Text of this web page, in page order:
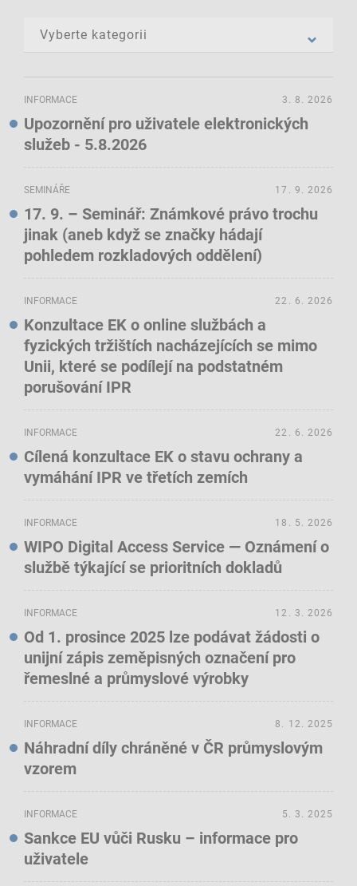
INFORMACE
Upozornění pro uživatele elektronických
služeb - 5.8.2026
3. 8. 2026
SEMINÁŘE
17. 9. – Seminář: Známkové právo trochu
jinak (aneb když se značky hádají
pohledem rozkladových oddělení)
17. 9. 2026
INFORMACE
Konzultace EK o online službách a
fyzických tržištích nacházejících se mimo
Unii, které se podílejí na podstatném
porušování IPR
22. 6. 2026
INFORMACE
Cílená konzultace EK o stavu ochrany a
vymáhání IPR ve třetích zemích
22. 6. 2026
INFORMACE
WIPO Digital Access Service — Oznámení o
službě týkající se prioritních dokladů
18. 5. 2026
INFORMACE
Od 1. prosince 2025 lze podávat žádosti o
unijní zápis zeměpisných označení pro
řemeslné a průmyslové výrobky
12. 3. 2026
INFORMACE
Náhradní díly chráněné v ČR průmyslovým
vzorem
8. 12. 2025
INFORMACE
Sankce EU vůči Rusku – informace pro
uživatele
5. 3. 2025